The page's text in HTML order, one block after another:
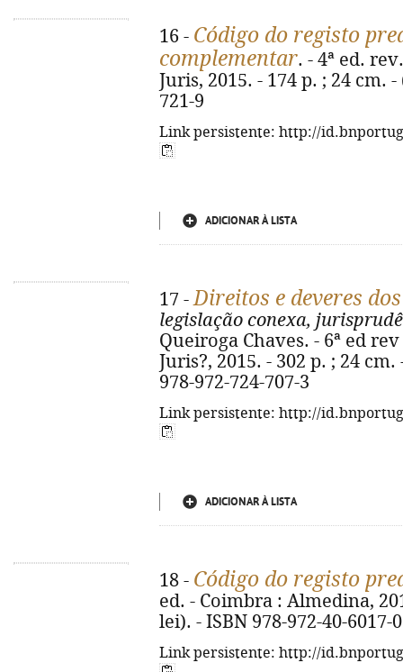
16 - Código do registo
complementar. - 4ª ed.
Juris, 2015. - 174 p. ; 24 cm.
721-9
Link persistente: http://
ADICIONAR À LISTA
17 -Direitos e deveres
legislação conexa,
Queiroga Chaves. - 6ª ed
Juris?, 2015. - 302 p. ; 24
978-972-724-707-3
Link persistente: http://
ADICIONAR À LISTA
18 - Código do registo
ed. - Coimbra : Almedina,
lei). - ISBN 978-972-40-6017-0
Link persistente: http://